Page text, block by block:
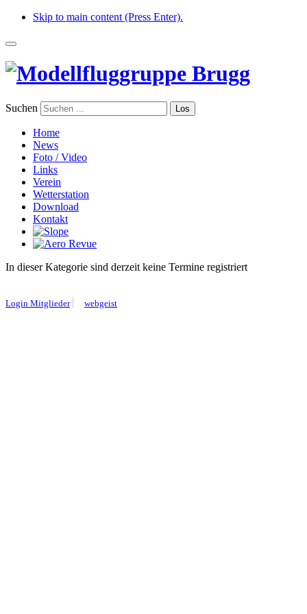
Skip to main content (Press Enter).
Suchen Los
Home
News
Foto / Video
Links
Verein
Wetterstation
Download
Kontakt
In dieser Kategorie sind derzeit keine Termine registriert
Login Mitglieder webgeist